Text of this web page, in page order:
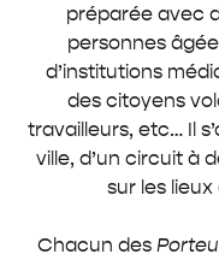
préparée avec
personnes
d’institutions
des citoyens
travailleurs, etc… Il
ville, d’un circuit à
sur les
Chacun des